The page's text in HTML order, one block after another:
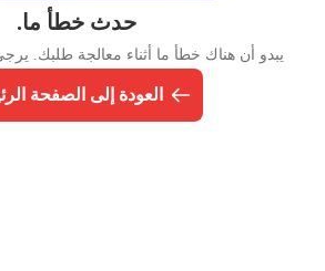
حدث خطأ ما.
يبدو أن هناك خطأ ما أثناء معالجة طلبك.
العودة إلى الصفحة